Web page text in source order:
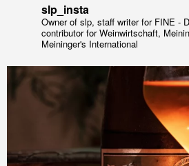
slp_insta
Owner of slp, staff writer for FINE -
contributor for Weinwirtschaft,
Meininger's International